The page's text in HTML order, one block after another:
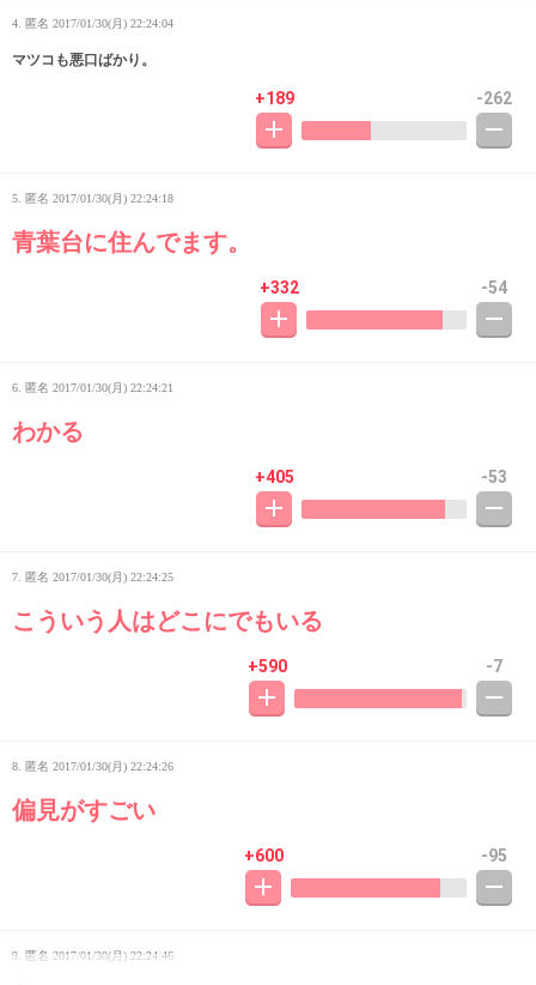
4. 匿名 2017/01/30(月) 22:24:04
マツコも悪口ばかり。
+189 -262
5. 匿名 2017/01/30(月) 22:24:18
青葉台に住んでます。
+332 -54
6. 匿名 2017/01/30(月) 22:24:21
わかる
+405 -53
7. 匿名 2017/01/30(月) 22:24:25
こういう人はどこにでもいる
+590 -7
8. 匿名 2017/01/30(月) 22:24:26
偏見がすごい
+600 -95
9. 匿名 2017/01/30(月) 22:24:46